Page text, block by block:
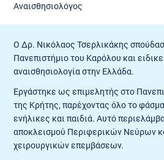
Αναισθησιολόγος
Ο Δρ. Νικόλαος Τσερλικάκης
Πανεπιστήμιο του Καρόλου και
αναισθησιολογία στην Ελλάδα.
Εργάστηκε ως επιμελητής στο
της Κρήτης, παρέχοντας όλο το
ενήλικες και παιδιά. Αυτό
αποκλεισμού Περιφερικών Νεύρων
χειρουργικών επεμβάσεων.